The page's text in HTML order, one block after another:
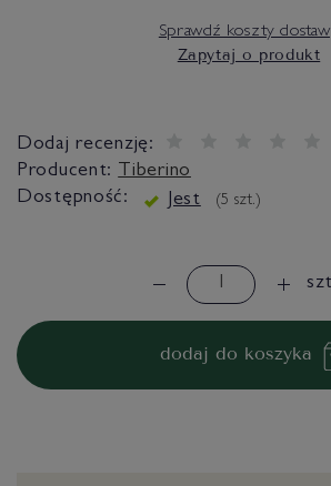
Sprawdź koszty
Zapytaj o produkt
Dodaj recenzję:
Producent: Tiberino
Dostępność:
Jest (5 szt.)
dodaj do koszyka